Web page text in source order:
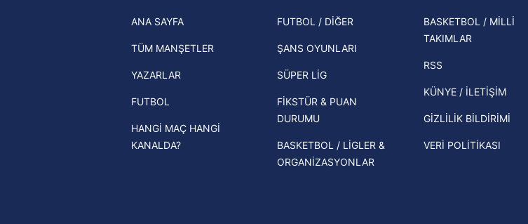
6698 sayılı Kişisel Verilerin Korunması Kanunu uyarınca hazırlanmış
mevzuata uygun olarak kullanılan çerezlerle ilgili bilgi almak için lütfen
haberleri
Trendyol Süper Lig haberleri
Ziraat Türkiye Kupası haberleri
UEFA Şampiyonlar Ligi haberleri
UEFA Avrupa Ligi haberleri
UEFA Konferans Ligi haberleri
İspanya-Arjantin finalinin
Beşiktaş'ın UEFA Avrupa
Eleme Turu muhtemel rakipleri
ANA SAYFA
TÜM MANŞETLER
YAZARLAR
FUTBOL
HANGİ MAÇ HANGİ
KANALDA?
FUTBOL / DİĞER
ŞANS OYUNLARI
SÜPER LİG
FİKSTÜR & PUAN
DURUMU
BASKETBOL / LİGLER &
ORGANİZASYONLAR
BASKETBOL / MİLLİ
TAKIMLAR
RSS
KÜNYE / İLETİŞİM
GİZLİLİK BİLDİRİMİ
VERİ POLİTİKASI